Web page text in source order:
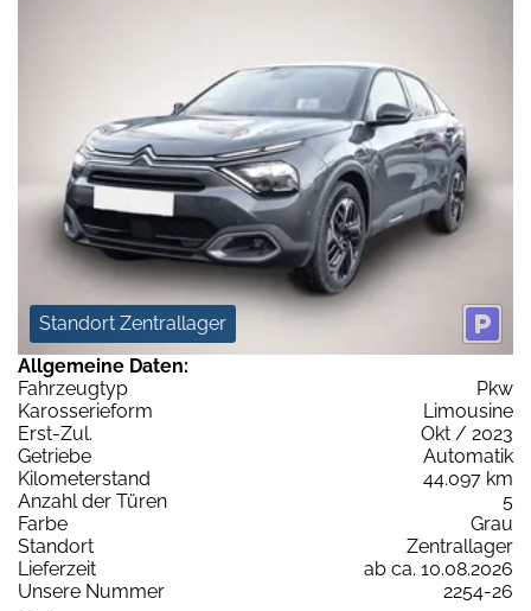
Standort Zentrallager
Allgemeine Daten:
Fahrzeugtyp
Pkw
Karosserieform
Limousine
Erst-Zul.
Okt / 2023
Getriebe
Automatik
Kilometerstand
44.097 km
Anzahl der Türen
5
Farbe
Grau
Standort
Zentrallager
Lieferzeit
ab ca. 10.08.2026
Unsere Nummer
2254-26